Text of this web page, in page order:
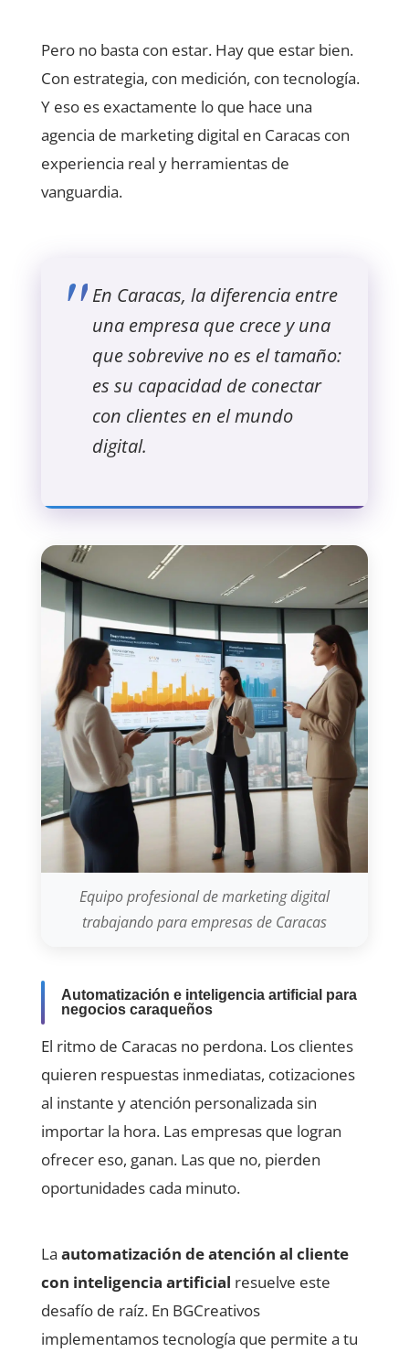
Pero no basta con estar. Hay que estar bien.
Con estrategia, con medición, con tecnología.
Y eso es exactamente lo que hace una
agencia de marketing digital en Caracas con
experiencia real y herramientas de
vanguardia.
En Caracas, la diferencia entre
una empresa que crece y una
que sobrevive no es el tamaño:
es su capacidad de conectar
con clientes en el mundo
digital.
Equipo profesional de marketing digital
trabajando para empresas de Caracas
Automatización e inteligencia artificial para
negocios caraqueños
El ritmo de Caracas no perdona. Los clientes
quieren respuestas inmediatas, cotizaciones
al instante y atención personalizada sin
importar la hora. Las empresas que logran
ofrecer eso, ganan. Las que no, pierden
oportunidades cada minuto.
La automatización de atención al cliente
con inteligencia artificial resuelve este
desafío de raíz. En BGCreativos
implementamos tecnología que permite a tu